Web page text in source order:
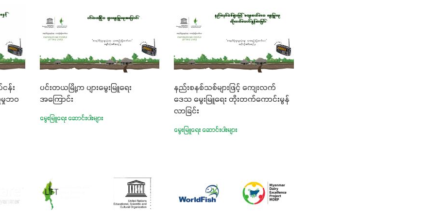
န်း
မှုဘဝ
ပင်းတယမြို့က ပျားမွေးမြူရေး
အကြောင်း
မွေးမြူရေး ဆောင်းပါးများ
နည်းစနစ်သစ်များဖြင့် ကျေးလက်
ဒေသ မွေးမြူရေး တိုးတက်ကောင်းမွန်
လာခြင်း
မွေးမြူရေး ဆောင်းပါးများ